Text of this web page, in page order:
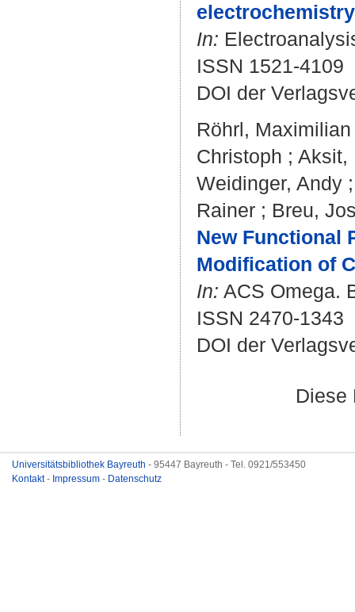
In:
ISSN 1521-4109
DOI der
Röhrl, Maximilian
Christoph ; Aksit,
Weidinger, Andy
Rainer ; Breu,
New Functional
Modification of
In: ACS Omega.
ISSN 2470-1343
DOI der
Diese
Universitätsbibliothek Bayreuth - 95447 Bayreuth - Tel. 0921/553450
Kontakt- Impressum - Datenschutz